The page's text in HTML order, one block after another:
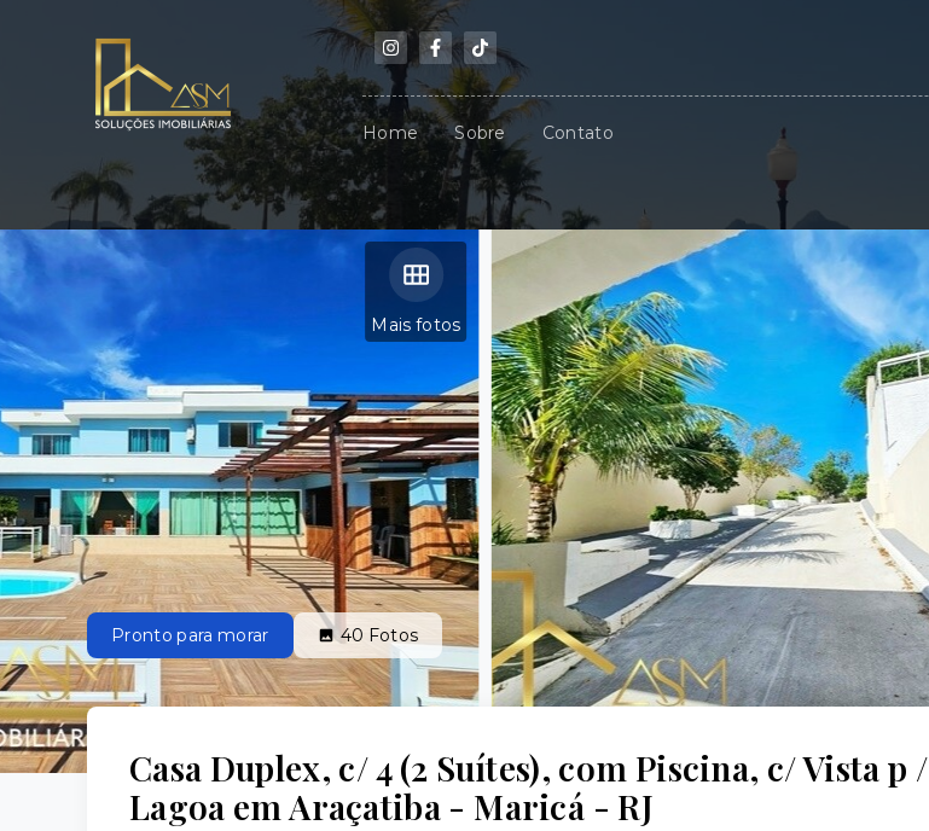
Home Sobre Contato
Mais fotos
Pronto para morar 40 Fotos
Casa Duplex, c/ 4 (2 Suítes), com Piscina, c/ Vista p /
Lagoa em Araçatiba - Maricá - RJ